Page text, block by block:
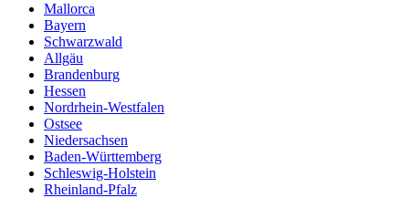
Mallorca
Bayern
Schwarzwald
Allgäu
Brandenburg
Hessen
Nordrhein-Westfalen
Ostsee
Niedersachsen
Baden-Württemberg
Schleswig-Holstein
Rheinland-Pfalz